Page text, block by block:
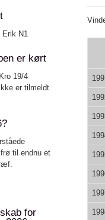
Erik N1
er kørt
19/4
er tilmeldt
til endnu et
for